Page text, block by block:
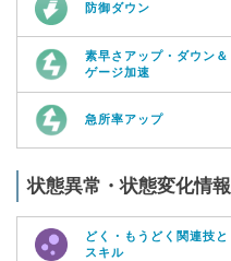
防御ダウン
素早さアップ・ダウン＆
ゲージ加速
急所率アップ
状態異常・状態変化情報
どく・もうどく関連技と
スキル